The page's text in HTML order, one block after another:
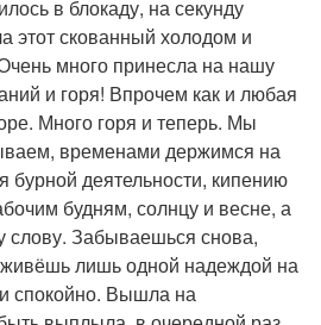
в блокаду, на секунду
этот скованный холодом и
много принесла на нашу
и горя! Впрочем как и любая
Много горя и теперь. Мы
временами держимся на
бурной деятельности, кипению
будням, солнцу и весне, а
слову. Забываешься снова,
лишь одной надеждой на
и спокойно. Вышла на